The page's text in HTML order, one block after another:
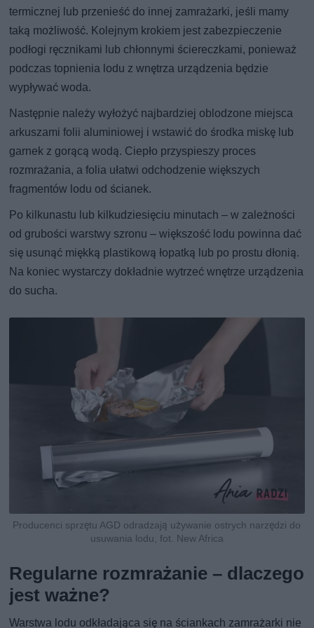
termicznej lub przenieść do innej zamrażarki, jeśli mamy
taką możliwość. Kolejnym krokiem jest zabezpieczenie
podłogi ręcznikami lub chłonnymi ściereczkami, ponieważ
podczas topnienia lodu z wnętrza urządzenia będzie
wypływać woda.
Następnie należy wyłożyć najbardziej oblodzone miejsca
arkuszami folii aluminiowej i wstawić do środka miskę lub
garnek z gorącą wodą. Ciepło przyspieszy proces
rozmrażania, a folia ułatwi odchodzenie większych
fragmentów lodu od ścianek.
Po kilkunastu lub kilkudziesięciu minutach – w zależności
od grubości warstwy szronu – większość lodu powinna dać
się usunąć miękką plastikową łopatką lub po prostu dłonią.
Na koniec wystarczy dokładnie wytrzeć wnętrze urządzenia
do sucha.
Producenci sprzętu AGD odradzają używanie ostrych narzędzi do
usuwania lodu, fot. New Africa
Regularne rozmrażanie – dlaczego
jest ważne?
Warstwa lodu odkładająca się na ściankach zamrażarki nie